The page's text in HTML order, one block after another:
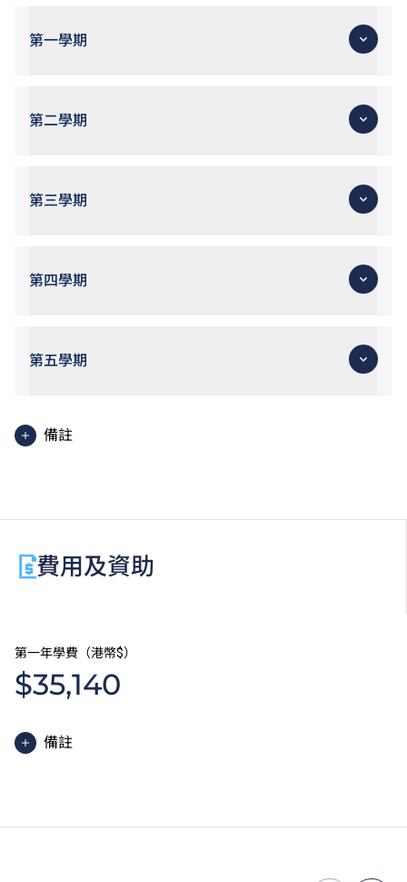
第一學期
第二學期
第三學期
第四學期
第五學期
備註
費用及資助
第一年學費（港幣$）
$35,140
備註
除學費外，學生須繳交其他費用如保證金及學生會年